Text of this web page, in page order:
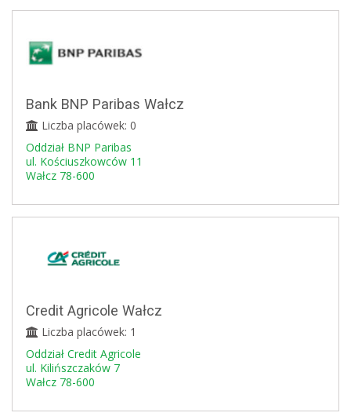
Bank BNP Paribas Wałcz
Liczba placówek: 0
Oddział BNP Paribas
ul. Kościuszkowców 11
Wałcz 78-600
Credit Agricole Wałcz
Liczba placówek: 1
Oddział Credit Agricole
ul. Kilińszczaków 7
Wałcz 78-600